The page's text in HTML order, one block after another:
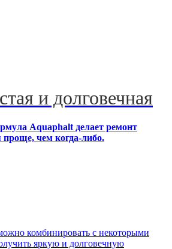
и долговечная
Aquaphalt делает ремонт
чем когда-либо.
комбинировать с некоторыми
яркую и долговечную